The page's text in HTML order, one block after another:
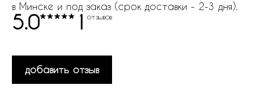
в Минске и под заказ (срок доставки - 2-3 дня).
5.0 1 отзывов
добавить отзыв